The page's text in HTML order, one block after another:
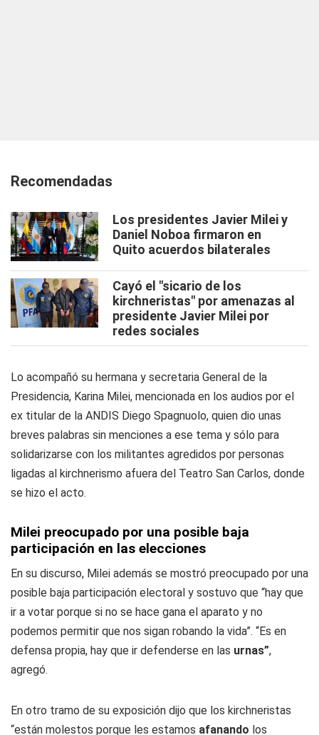
Recomendadas
Los presidentes Javier Milei y
Daniel Noboa firmaron en
Quito acuerdos bilaterales
Cayó el "sicario de los
kirchneristas" por amenazas al
presidente Javier Milei por
redes sociales
Lo acompañó su hermana y secretaria General de la
Presidencia, Karina Milei, mencionada en los audios por el
ex titular de la ANDIS Diego Spagnuolo, quien dio unas
breves palabras sin menciones a ese tema y sólo para
solidarizarse con los militantes agredidos por personas
ligadas al kirchnerismo afuera del Teatro San Carlos, donde
se hizo el acto.
Milei preocupado por una posible baja
participación en las elecciones
En su discurso, Milei además se mostró preocupado por una
posible baja participación electoral y sostuvo que “hay que
ir a votar porque si no se hace gana el aparato y no
podemos permitir que nos sigan robando la vida”. “Es en
defensa propia, hay que ir defenderse en las urnas”,
agregó.
En otro tramo de su exposición dijo que los kirchneristas
“están molestos porque les estamos afanando los